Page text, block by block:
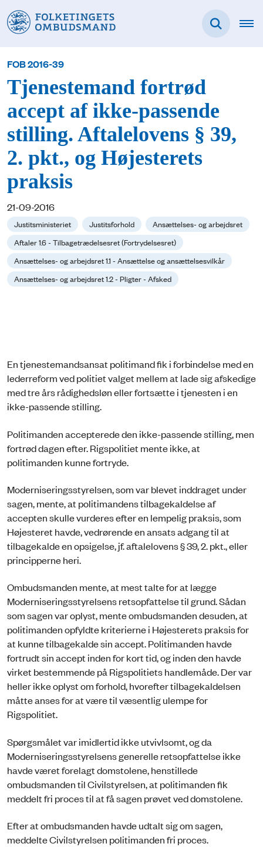
FOB 2016-39
Tjenestemand fortrød
accept af ikke-passende
stilling. Aftalelovens § 39,
2. pkt., og Højesterets
praksis
21-09-2016
Justitsministeriet Justitsforhold
Ansættelses- og arbejdsret
Aftaler 1.6 - Tilbagetrædelsesret (Fortrydelsesret)
Ansættelses- og arbejdsret 1.1 - Ansættelse og ansættelsesvilkår
Ansættelses- og arbejdsret 1.2 - Pligter - Afsked
En tjenestemandsansat politimand fik i forbindelse med en
lederreform ved politiet valget mellem at lade sig afskedige
med tre års rådighedsløn eller fortsætte i tjenesten i en
ikke-passende stilling.
Politimanden accepterede den ikke-passende stilling, men
fortrød dagen efter. Rigspolitiet mente ikke, at
politimanden kunne fortryde.
Moderniseringsstyrelsen, som var blevet inddraget under
sagen, mente, at politimandens tilbagekaldelse af
accepten skulle vurderes efter en lempelig praksis, som
Højesteret havde, vedrørende en ansats adgang til at
tilbagekalde en opsigelse, jf. aftalelovens § 39, 2. pkt., eller
principperne heri.
Ombudsmanden mente, at mest talte for at lægge
Moderniseringsstyrelsens retsopfattelse til grund. Sådan
som sagen var oplyst, mente ombudsmanden desuden, at
politimanden opfyldte kriterierne i Højesterets praksis for
at kunne tilbagekalde sin accept. Politimanden havde
fortrudt sin accept inden for kort tid, og inden den havde
virket bestemmende på Rigspolitiets handlemåde. Der var
heller ikke oplyst om forhold, hvorefter tilbagekaldelsen
måtte anses for at være til væsentlig ulempe for
Rigspolitiet.
Spørgsmålet var imidlertid ikke utvivlsomt, og da
Moderniseringsstyrelsens generelle retsopfattelse ikke
havde været forelagt domstolene, henstillede
ombudsmanden til Civilstyrelsen, at politimanden fik
meddelt fri proces til at få sagen prøvet ved domstolene.
Efter at ombudsmanden havde udtalt sig om sagen,
meddelte Civilstyrelsen politimanden fri proces.